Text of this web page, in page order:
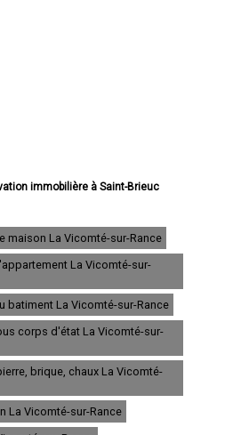
immobilière à Saint-Brieuc
immobilière à Lamballe
immobilière à Ploufragan
immobilière à Dinan
immobilière à Paimpol
immobilière à Trégueux
immobilière à Guingamp
immobilière à Langueux
immobilière à Plédran
immobilière à Pordic
immobilière à Ploumagoar
immobilière à Yffiniac
maison La Vicomté-sur-Rance
La Vicomté-sur-
batiment La Vicomté-sur-Rance
corps d'état La Vicomté-sur-
brique, chaux La Vicomté-
La Vicomté-sur-Rance